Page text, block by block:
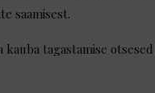
saamisest.
tagastamise